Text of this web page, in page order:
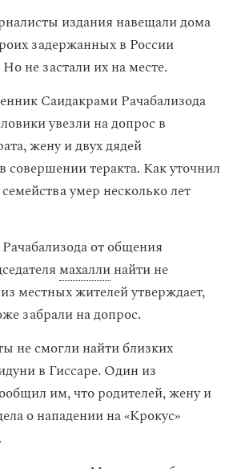
издания навещали дома
задержанных в России
не застали их на месте.
Саидакрами Рачабализода
увезли на допрос в
жену и двух дядей
совершении теракта. Как уточнил
умер несколько лет
от общения
махаллинайти не
местных жителей утверждает,
забрали на допрос.
не смогли найти близких
в Гиссаре. Один из
им, что родителей, жену и
о нападении на «Крокус»